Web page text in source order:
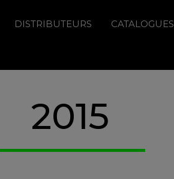
DISTRIBUTEURS CATALOGUES
2015